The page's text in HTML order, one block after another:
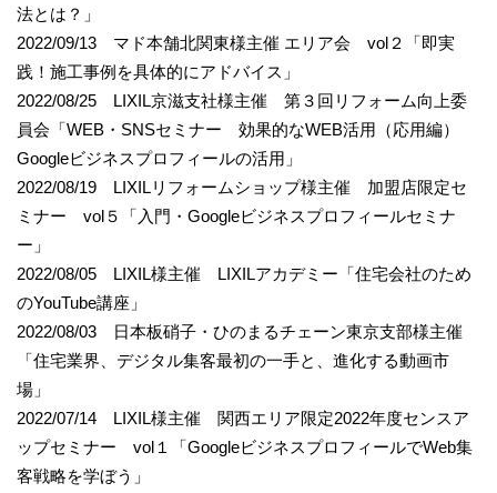
法とは？」
2022/09/13 マド本舗北関東様主催 エリア会 vol２「即実
践！施工事例を具体的にアドバイス」
2022/08/25 LIXIL京滋支社様主催 第３回リフォーム向上委
員会「WEB・SNSセミナー 効果的なWEB活用（応用編）
Googleビジネスプロフィールの活用」
2022/08/19 LIXILリフォームショップ様主催 加盟店限定セ
ミナー vol５「入門・Googleビジネスプロフィールセミナ
ー」
2022/08/05 LIXIL様主催 LIXILアカデミー「住宅会社のため
のYouTube講座」
2022/08/03 日本板硝子・ひのまるチェーン東京支部様主催
「住宅業界、デジタル集客最初の一手と、進化する動画市
場」
2022/07/14 LIXIL様主催 関西エリア限定2022年度センスア
ップセミナー vol１「GoogleビジネスプロフィールでWeb集
客戦略を学ぼう」